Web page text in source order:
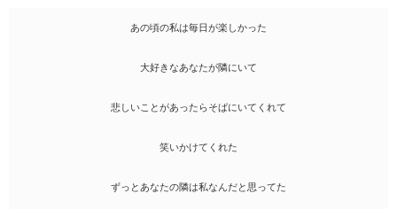
あの頃の私は毎日が楽しかった
大好きなあなたが隣にいて
悲しいことがあったらそばにいてくれて
笑いかけてくれた
ずっとあなたの隣は私なんだと思ってた